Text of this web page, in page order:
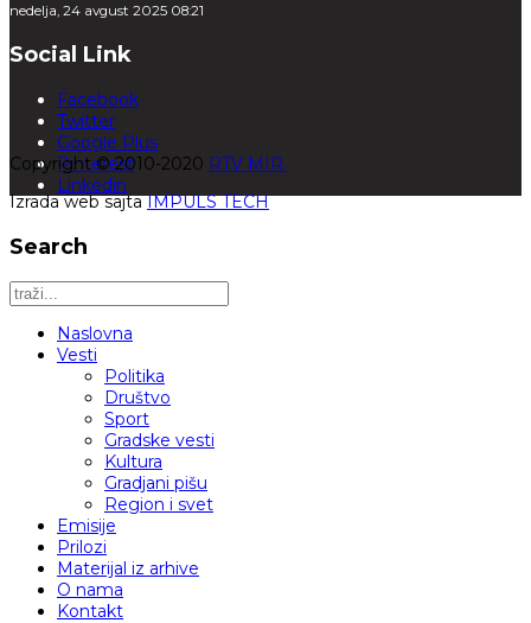
nedelja, 24 avgust 2025 08:21
Social Link
Facebook
Twitter
Google Plus
Pinterest
Linkedin
Copyright © 2010-2020 RTV MIR.
Izrada web sajtaIMPULS TECH
Search
Naslovna
Vesti
Politika
Društvo
Sport
Gradske vesti
Kultura
Gradjani pišu
Region i svet
Emisije
Prilozi
Materijal iz arhive
O nama
Kontakt